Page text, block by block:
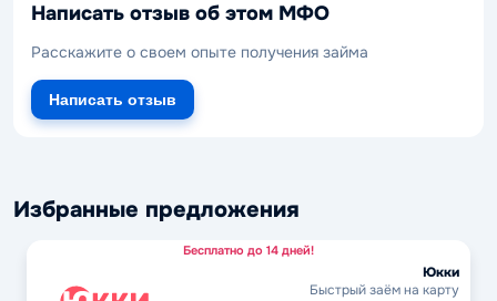
Написать отзыв об этом МФО
Расскажите о своем опыте получения займа
Написать отзыв
Избранные предложения
Бесплатно до 14 дней!
Юкки
Быстрый заём на карту